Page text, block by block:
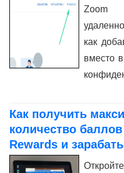
Zoom
как
вместо
Как получить
количество
Rewards и